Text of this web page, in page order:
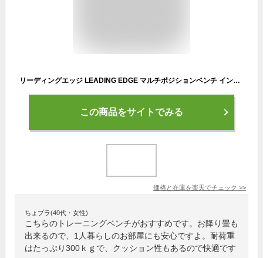
リーディングエッジ LEADING EDGE マルチポジションベンチ インクライン デクライン ダンベル トレーニングベンチ インクラインベンチ 筋トレ 折りたたみ式 ブラック LE-B80 BK
この商品をサイトでみる
価格と在庫を楽天でチェック >>
ちょプラ(40代・女性)
こちらのトレーニングベンチがおすすめです。お降り畳も
出来るので、1人暮らしのお部屋にも安心ですよ。耐荷重
はたっぷり300ｋｇで、クッション性もあるので快適です